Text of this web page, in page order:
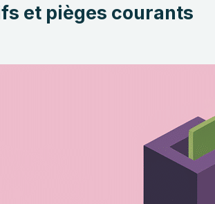
et pièges courants